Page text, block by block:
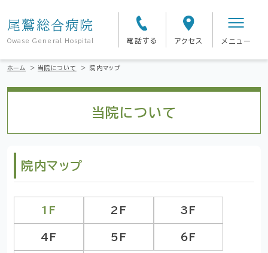
尾鷲総合病院
Owase General Hospital 電話する アクセス メニュー
ホーム > 当院について > 院内マップ
当院について
院内マップ
1F 2F 3F
4F 5F 6F